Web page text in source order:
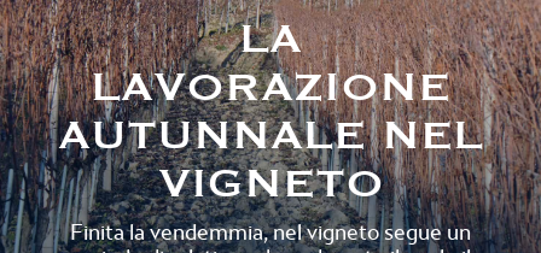
LA
LAVORAZIONE
AUTUNNALE NEL
VIGNETO
Finita la vendemmia, nel vigneto segue un